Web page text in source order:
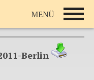
Berlin
MENÜ